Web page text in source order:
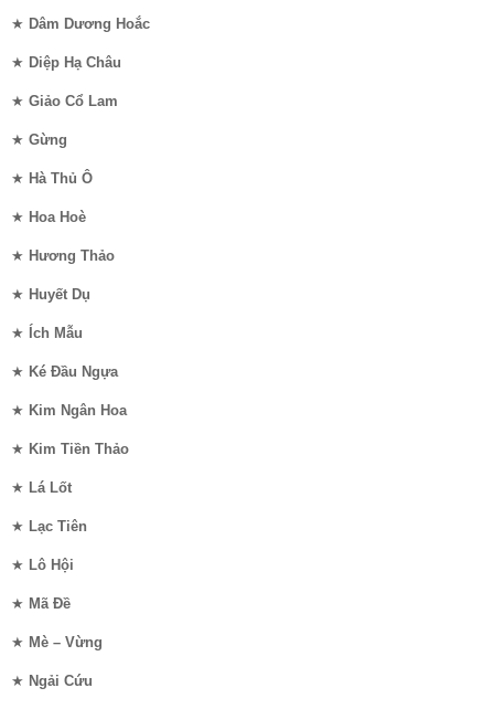
★ Dâm Dương Hoắc
★ Diệp Hạ Châu
★ Giảo Cổ Lam
★ Gừng
★ Hà Thủ Ô
★ Hoa Hoè
★ Hương Thảo
★ Huyết Dụ
★ Ích Mẫu
★ Ké Đầu Ngựa
★ Kim Ngân Hoa
★ Kim Tiền Thảo
★ Lá Lốt
★ Lạc Tiên
★ Lô Hội
★ Mã Đề
★ Mè – Vừng
★ Ngải Cứu